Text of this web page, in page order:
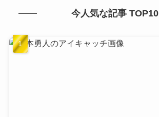
今人気な記事 TOP10